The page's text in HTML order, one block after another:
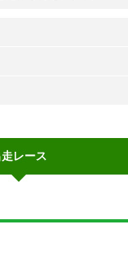
走レース